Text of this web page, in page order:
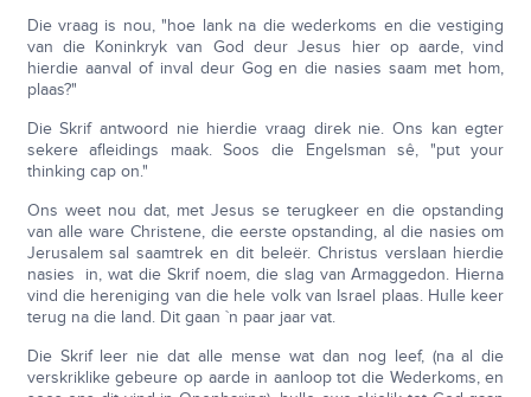
Die vraag is nou, "hoe lank na die wederkoms en die vestiging
van die Koninkryk van God deur Jesus hier op aarde, vind
hierdie aanval of inval deur Gog en die nasies saam met hom,
plaas?"
Die Skrif antwoord nie hierdie vraag direk nie. Ons kan egter
sekere afleidings maak. Soos die Engelsman sê, "put your
thinking cap on."
Ons weet nou dat, met Jesus se terugkeer en die opstanding
van alle ware Christene, die eerste opstanding, al die nasies om
Jerusalem sal saamtrek en dit beleër. Christus verslaan hierdie
nasies in, wat die Skrif noem, die slag van Armaggedon. Hierna
vind die hereniging van die hele volk van Israel plaas. Hulle keer
terug na die land. Dit gaan `n paar jaar vat.
Die Skrif leer nie dat alle mense wat dan nog leef, (na al die
verskriklike gebeure op aarde in aanloop tot die Wederkoms, en